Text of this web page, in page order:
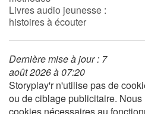
Livres audio jeunesse :
histoires à écouter
Dernière mise à jour : 7
août 2026 à 07:20
Storyplay'r n'utilise pas de
ou de ciblage publicitaire.